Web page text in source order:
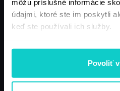
môžu príslušné informácie
údajmi, ktoré ste im poskytli
keď ste používali ich služby.
Povoliť
253
Dom, Záhrada,